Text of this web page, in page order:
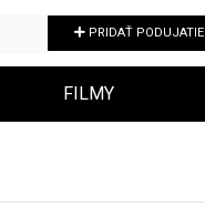
PRIDAŤ PODUJATIE
FILMY